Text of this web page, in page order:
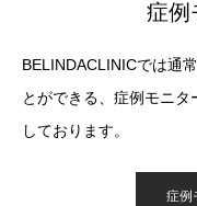
症例
BELINDACLINICでは通
とができる、症例モニ
しております。
症例